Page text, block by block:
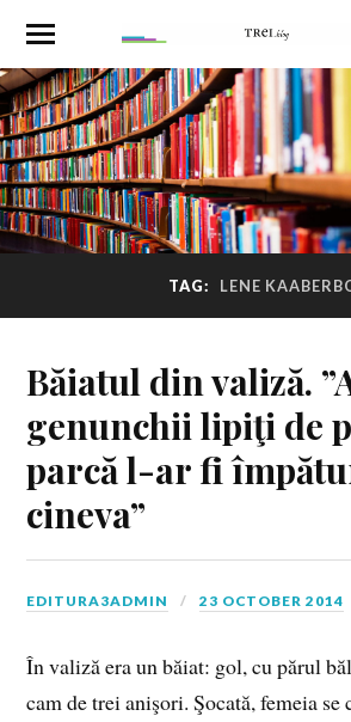
TAG: LENE
Băiatul din valiză.
genunchii lipiţi de
parcă l-ar fi
cineva”
EDITURA3ADMIN 23 OCTOBER 2014
În valiză era un băiat: gol, cu părul
cam de trei anişori. Şocată, femeia se